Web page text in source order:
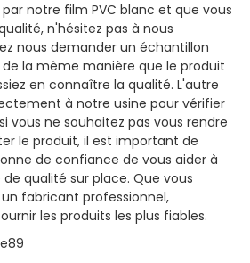
notre film PVC blanc et que vous
n'hésitez pas à nous
nous demander un échantillon
la même manière que le produit
en connaître la qualité. L'autre
à notre usine pour vérifier
vous ne souhaitez pas vous rendre
le produit, il est important de
de confiance de vous aider à
qualité sur place. Que vous
fabricant professionnel,
les produits les plus fiables.